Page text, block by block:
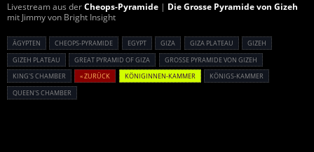
Livestream aus derCheops-Pyramide | Die Grosse Pyramide von Gizeh
mit Jimmy von Bright Insight
ÄGYPTEN CHEOPS-PYRAMIDE EGYPT GIZA GIZA PLATEAU
GIZEH
GIZEH PLATEAU
GREAT PYRAMID OF GIZA
GROSSE PYRAMIDE VON GIZEH
KING'S CHAMBER
« ZURÜCK KÖNIGINNEN-KAMMER
KÖNIGS-KAMMER
QUEEN'S CHAMBER